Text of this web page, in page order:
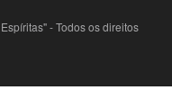
- Todos os direitos